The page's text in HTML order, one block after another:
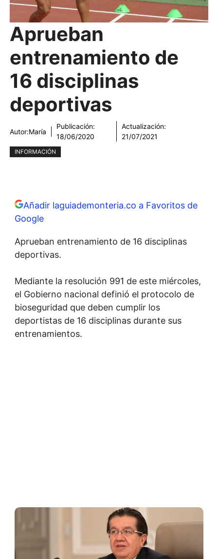
Aprueban
entrenamiento de
16 disciplinas
deportivas
Autor:María
Publicación:
18/06/2020
Actualización:
21/07/2021
INFORMACIÓN
Añadir laguiademonteria.co a Favoritos de
Google
Aprueban entrenamiento de 16 disciplinas
deportivas.
Mediante la resolución 991 de este miércoles,
el Gobierno nacional definió el protocolo de
bioseguridad que deben cumplir los
deportistas de 16 disciplinas durante sus
entrenamientos.